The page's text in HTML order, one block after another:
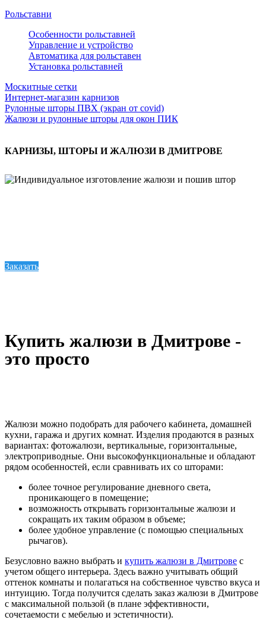
Рольставни
Особенности рольставней
Управление и устройство
Автоматика для рольставен
Установка рольставней
Москитные сетки
Интернет-магазин карнизов
Рулонные шторы ПВХ (экран от covid)
Жалюзи и рулонные шторы для окон ПИК
КАРНИЗЫ, ШТОРЫ И ЖАЛЮЗИ В ДМИТРОВЕ
Заказать
Купить жалюзи в Дмитрове -
это просто
Жалюзи можно подобрать для рабочего кабинета, домашней
кухни, гаража и других комнат. Изделия продаются в разных
вариантах: фотожалюзи, вертикальные, горизонтальные,
электроприводные. Они высокофункциональные и обладают
рядом особенностей, если сравнивать их со шторами:
более точное регулирование дневного света,
проникающего в помещение;
возможность открывать горизонтальные жалюзи и
сокращать их таким образом в объеме;
более удобное управление (с помощью специальных
рычагов).
Безусловно важно выбрать и купить жалюзи в Дмитрове с
учетом общего интерьера. Здесь важно учитывать общий
оттенок комнаты и полагаться на собственное чувство вкуса и
интуицию. Тогда получится сделать заказ жалюзи в Дмитрове
с максимальной пользой (в плане эффективности,
сочетаемости с мебелью и эстетичности).